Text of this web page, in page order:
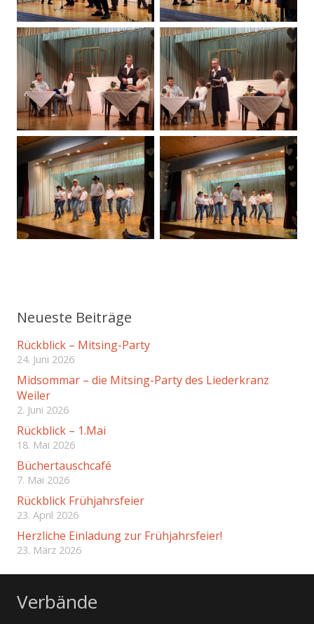
Neueste Beiträge
Rückblick – Mitsing-Party
24. Juni 2026
Midsommar – die Mitsing-Party des Liederkranz
Weiler
2. Juni 2026
Rückblick – 1.Mai
18. Mai 2026
Büchertauschcafé
7. Mai 2026
Rückblick Frühjahrsfeier
23. April 2026
Herzliche Einladung zur Frühjahrsfeier!
23. März 2026
Verbände